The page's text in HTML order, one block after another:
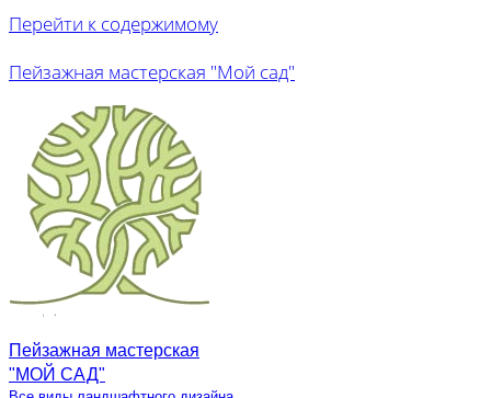
Перейти к содержимому
Пейзажная мастерская "Мой сад"
Пейзажная мастерская
"МОЙ САД"